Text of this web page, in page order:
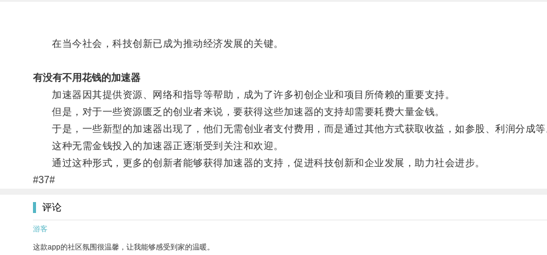
在当今社会，科技创新已成为推动经济发展的关键。
有没有不用花钱的加速器
加速器因其提供资源、网络和指导等帮助，成为了许多初创企业和项目所倚赖的重要支持。
但是，对于一些资源匮乏的创业者来说，要获得这些加速器的支持却需要耗费大量金钱。
于是，一些新型的加速器出现了，他们无需创业者支付费用，而是通过其他方式获取收益，如参股、利润分成等
这种无需金钱投入的加速器正逐渐受到关注和欢迎。
通过这种形式，更多的创新者能够获得加速器的支持，促进科技创新和企业发展，助力社会进步。
#37#
评论
游客
这款app的社区氛围很温馨，让我能够感受到家的温暖。